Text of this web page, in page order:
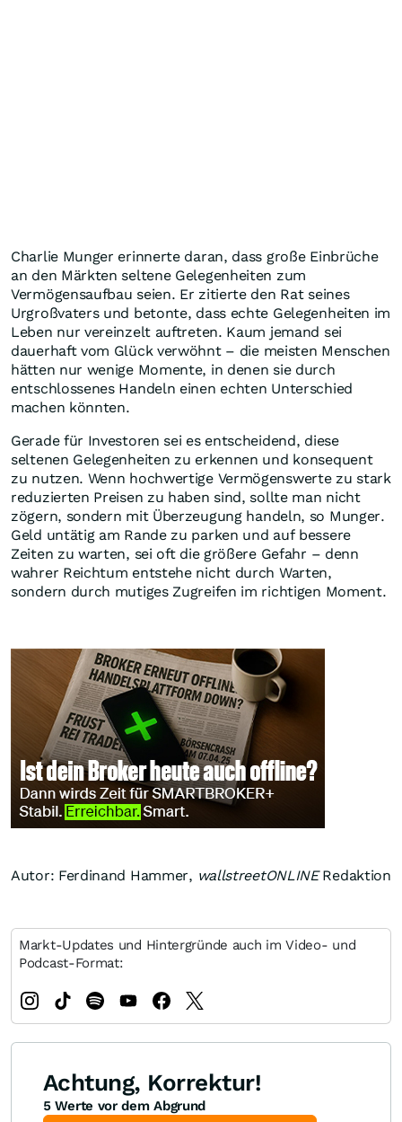
Charlie Munger erinnerte daran, dass große Einbrüche
an den Märkten seltene Gelegenheiten zum
Vermögensaufbau seien. Er zitierte den Rat seines
Urgroßvaters und betonte, dass echte Gelegenheiten im
Leben nur vereinzelt auftreten. Kaum jemand sei
dauerhaft vom Glück verwöhnt – die meisten Menschen
hätten nur wenige Momente, in denen sie durch
entschlossenes Handeln einen echten Unterschied
machen könnten.
Gerade für Investoren sei es entscheidend, diese
seltenen Gelegenheiten zu erkennen und konsequent
zu nutzen. Wenn hochwertige Vermögenswerte zu stark
reduzierten Preisen zu haben sind, sollte man nicht
zögern, sondern mit Überzeugung handeln, so Munger.
Geld untätig am Rande zu parken und auf bessere
Zeiten zu warten, sei oft die größere Gefahr – denn
wahrer Reichtum entstehe nicht durch Warten,
sondern durch mutiges Zugreifen im richtigen Moment.
Autor: Ferdinand Hammer, wallstreetONLINERedaktion
Markt-Updates und Hintergründe auch im Video- und
Podcast-Format:
Achtung, Korrektur!
5 Werte vor dem Abgrund